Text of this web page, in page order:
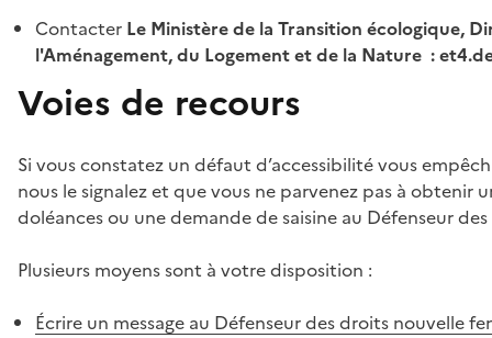
Contacter Le Ministère de la Transition écologique,
l'Aménagement, du Logement et de la Nature :
Voies de recours
Si vous constatez un défaut d’accessibilité vous
nous le signalez et que vous ne parvenez pas à
doléances ou une demande de saisine au Défenseur
Plusieurs moyens sont à votre disposition :
Écrire un message au Défenseur des droits nouvelle